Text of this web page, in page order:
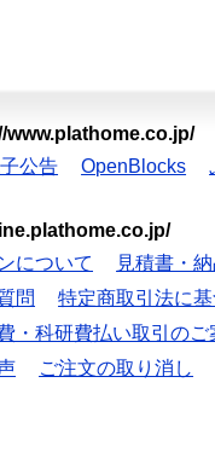
www.plathome.co.jp/
公告 OpenBlocks
について
見積書・
問
特定商取引法に
・科研費払い取引のご
ご注文の取り消し